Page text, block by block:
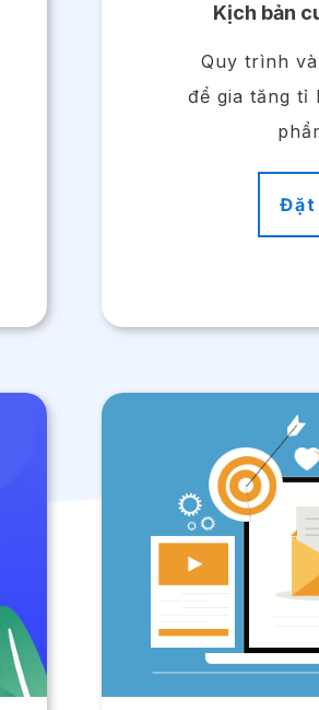
Kịch bản
Quy trình
để gia tăng tỉ